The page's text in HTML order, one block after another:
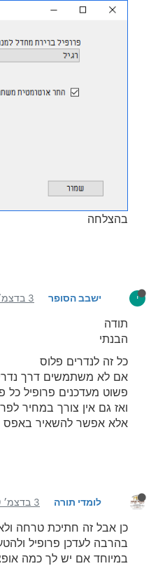
בהצלחה
י ישבב הסופר 3 בדצמ׳ 2019, 21:45
תודה
הבנתי
כל זה לנדרים פלוס
אם לא משתמשים דרך
פשוט מעדכנים פרופיל
ואז גם אין צורך במחיר
אלא אפשר להשאיר באפס
לומדי תורה 3 בדצמ׳ 2019, 22:16
כן אבל זה חתיכת טרחה
בהרבה לעדכן פרופיל
במיוחד אם יש לך כמה